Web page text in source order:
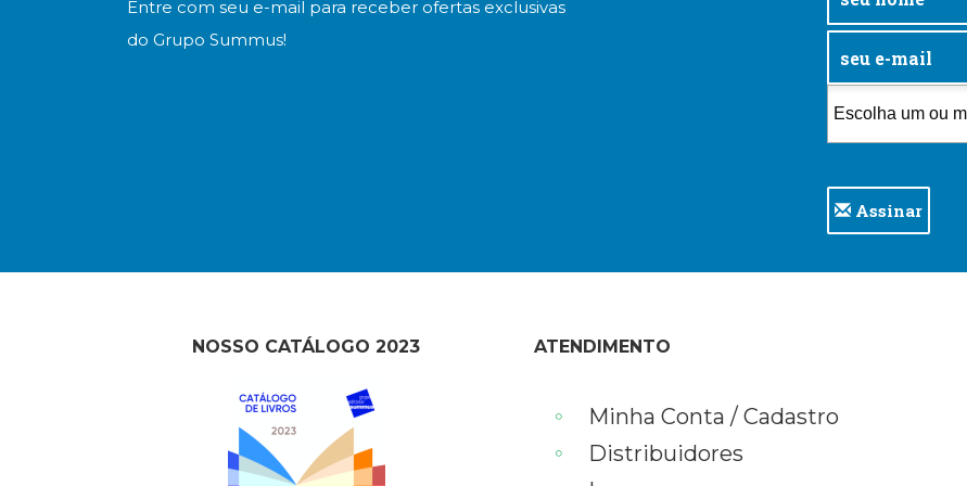
Entre com seu e-mail para receber ofertas exclusivas
do Grupo Summus!
Assinar
NOSSO CATÁLOGO 2023 ATENDIMENTO
Minha Conta / Cadastro
Distribuidores